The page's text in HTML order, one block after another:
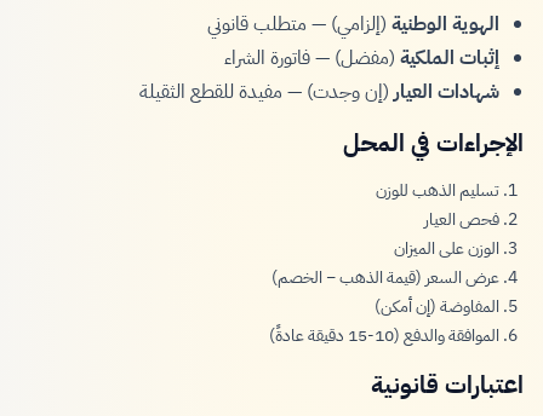
الهوية الوطنية (إلزامي) — متطلب قانوني
إثبات الملكية (مفضل) — فاتورة الشراء
شهادات العيار(إن وجدت) — مفيدة للقطع الثقيلة
الإجراءات في المحل
تسليم الذهب للوزن
فحص العيار
الوزن على الميزان
عرض السعر (قيمة الذهب − الخصم)
المفاوضة (إن أمكن)
الموافقة والدفع (10-15 دقيقة عادةً)
اعتبارات قانونية